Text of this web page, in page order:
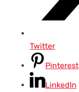
Twitter
Pinterest
LinkedIn